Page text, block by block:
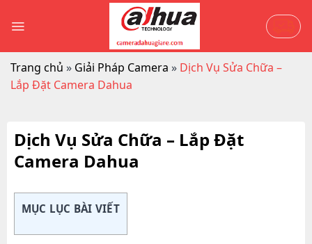
Trang chủ » Giải Pháp Camera » Dịch Vụ Sửa Chữa –
Lắp Đặt Camera Dahua
Dịch Vụ Sửa Chữa – Lắp Đặt
Camera Dahua
MỤC LỤC BÀI VIẾT